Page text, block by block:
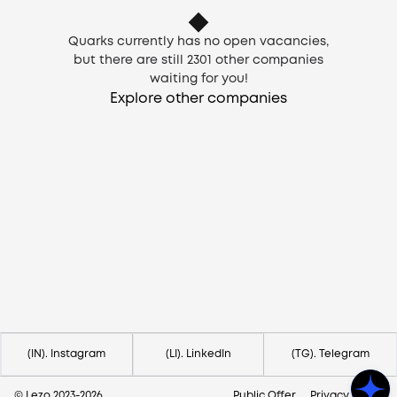
Quarks currently has no open vacancies,
but there are still
2301
other companies
waiting for you!
Explore other companies
(IN). Instagram (LI). LinkedIn (TG). Telegram